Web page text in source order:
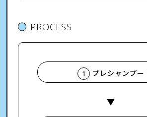
PROCESS
1 プレシャンプー